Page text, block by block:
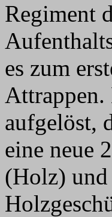
Regiment
es zum
Attrappen.
aufgelöst,
eine neue
(Holz) und